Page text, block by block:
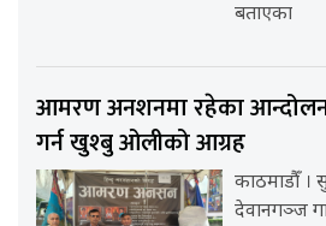
बताएका
आमरण अनशनमा रहेका
गर्न खुश्बु ओलीको आग्रह
काठमाडौँ ।
देवानगञ्ज